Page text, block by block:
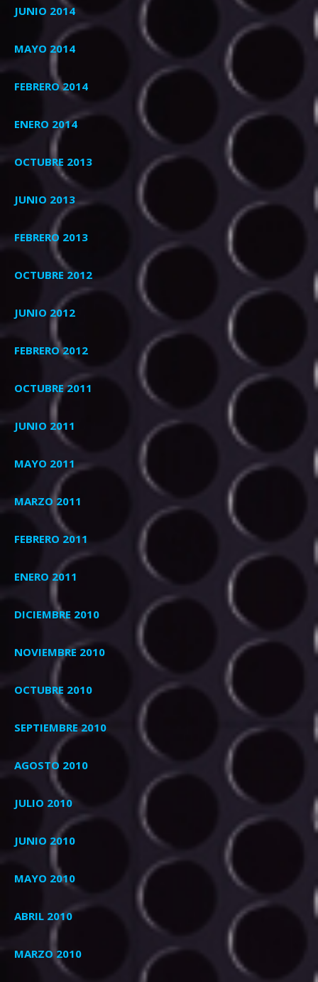
JUNIO 2014
MAYO 2014
FEBRERO 2014
ENERO 2014
OCTUBRE 2013
JUNIO 2013
FEBRERO 2013
OCTUBRE 2012
JUNIO 2012
FEBRERO 2012
OCTUBRE 2011
JUNIO 2011
MAYO 2011
MARZO 2011
FEBRERO 2011
ENERO 2011
DICIEMBRE 2010
NOVIEMBRE 2010
OCTUBRE 2010
SEPTIEMBRE 2010
AGOSTO 2010
JULIO 2010
JUNIO 2010
MAYO 2010
ABRIL 2010
MARZO 2010